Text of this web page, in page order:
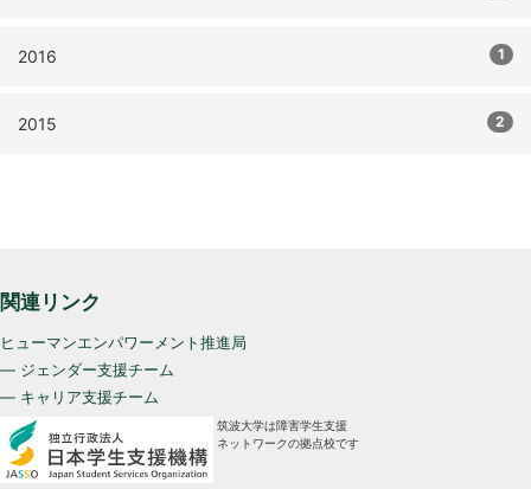
2016 1
2015 2
関連リンク
ヒューマンエンパワーメント推進局
— ジェンダー支援チーム
— キャリア支援チーム
筑波大学は障害学生支援
ネットワークの拠点校です